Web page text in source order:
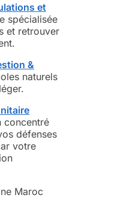
et
spécialisée
et retrouver
&
naturels
concentré
défenses
votre